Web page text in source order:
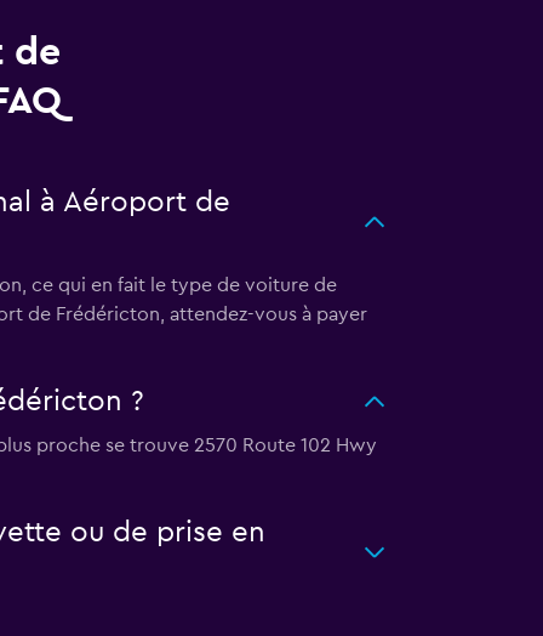
de
à Aéroport de
ce qui en fait le type de voiture de
de Frédéricton, attendez-vous à payer
?
proche se trouve 2570 Route 102 Hwy
ou de prise en